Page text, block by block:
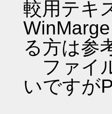
較用テキ
る方は参
ファイ
いですが